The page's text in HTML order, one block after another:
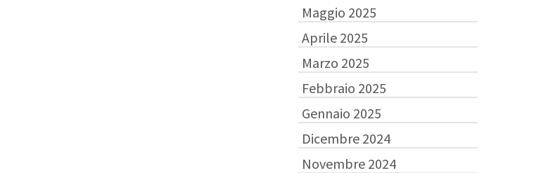
Maggio 2025
Aprile 2025
Marzo 2025
Febbraio 2025
Gennaio 2025
Dicembre 2024
Novembre 2024